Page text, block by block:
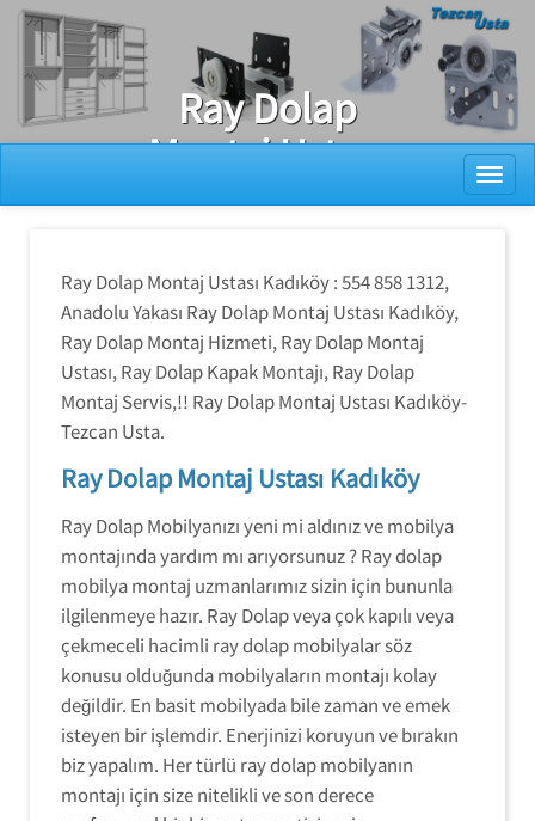
Ray Dolap Tamiri
Ray Dolap
Montaj Ustası
Kadıköy
Ray Dolap Montaj Ustası Kadıköy : 554 858 1312,
Anadolu Yakası Ray Dolap Montaj Ustası Kadıköy,
Ray Dolap Montaj Hizmeti, Ray Dolap Montaj
Ustası, Ray Dolap Kapak Montajı, Ray Dolap
Montaj Servis,!! Ray Dolap Montaj Ustası Kadıköy-
Tezcan Usta.
Ray Dolap Montaj Ustası Kadıköy
Ray Dolap Mobilyanızı yeni mi aldınız ve mobilya
montajında yardım mı arıyorsunuz ? Ray dolap
mobilya montaj uzmanlarımız sizin için bununla
ilgilenmeye hazır. Ray Dolap veya çok kapılı veya
çekmeceli hacimli ray dolap mobilyalar söz
konusu olduğunda mobilyaların montajı kolay
değildir. En basit mobilyada bile zaman ve emek
isteyen bir işlemdir. Enerjinizi koruyun ve bırakın
biz yapalım. Her türlü ray dolap mobilyanın
montajı için size nitelikli ve son derece